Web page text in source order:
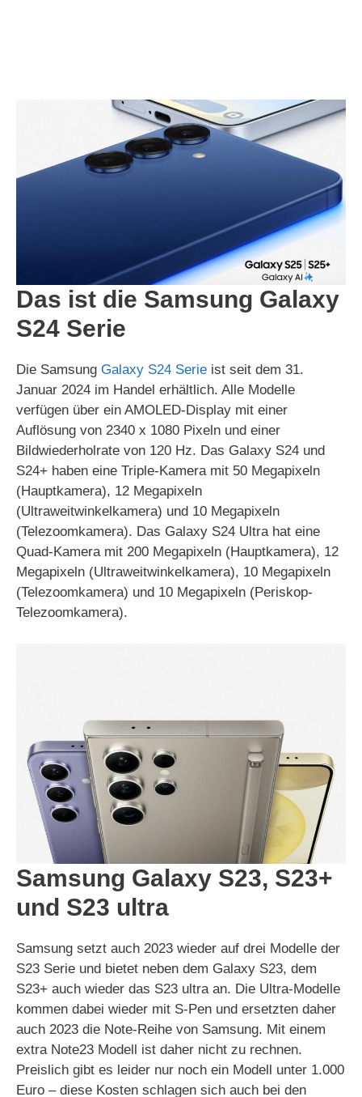
Das ist die Samsung Galaxy
S24 Serie
Die Samsung Galaxy S24 Serie ist seit dem 31.
Januar 2024 im Handel erhältlich. Alle Modelle
verfügen über ein AMOLED-Display mit einer
Auflösung von 2340 x 1080 Pixeln und einer
Bildwiederholrate von 120 Hz. Das Galaxy S24 und
S24+ haben eine Triple-Kamera mit 50 Megapixeln
(Hauptkamera), 12 Megapixeln
(Ultraweitwinkelkamera) und 10 Megapixeln
(Telezoomkamera). Das Galaxy S24 Ultra hat eine
Quad-Kamera mit 200 Megapixeln (Hauptkamera), 12
Megapixeln (Ultraweitwinkelkamera), 10 Megapixeln
(Telezoomkamera) und 10 Megapixeln (Periskop-
Telezoomkamera).
Samsung Galaxy S23, S23+
und S23 ultra
Samsung setzt auch 2023 wieder auf drei Modelle der
S23 Serie und bietet neben dem Galaxy S23, dem
S23+ auch wieder das S23 ultra an. Die Ultra-Modelle
kommen dabei wieder mit S-Pen und ersetzten daher
auch 2023 die Note-Reihe von Samsung. Mit einem
extra Note23 Modell ist daher nicht zu rechnen.
Preislich gibt es leider nur noch ein Modell unter 1.000
Euro – diese Kosten schlagen sich auch bei den